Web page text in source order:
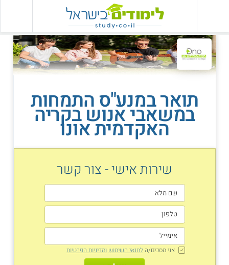
תואר במנע"ס התמחות
במשאבי אנוש בקריה
האקדמית אונו
שירות אישי - צור קשר
אני מסכים/ה לתנאי השימוש ומדיניות הפרטיות